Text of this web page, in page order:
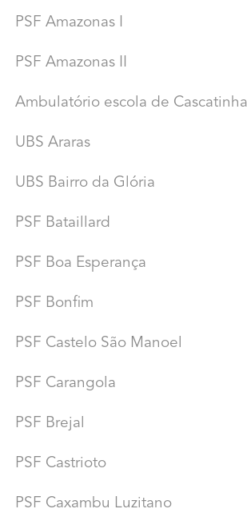
PSF Amazonas I
PSF Amazonas II
Ambulatório escola de
UBS Araras
UBS Bairro da Glória
PSF Bataillard
PSF Boa Esperança
PSF Bonfim
PSF Castelo São Manoel
PSF Carangola
PSF Brejal
PSF Castrioto
PSF Caxambu Luzitano